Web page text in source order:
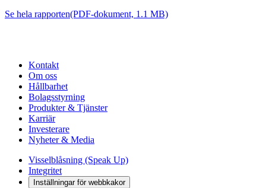
Se hela rapporten(PDF-dokument, 1.1 MB)
Kontakt
Om oss
Hållbarhet
Bolagsstyrning
Produkter & Tjänster
Karriär
Investerare
Nyheter & Media
Visselblåsning (Speak Up)
Integritet
Inställningar för webbkakor